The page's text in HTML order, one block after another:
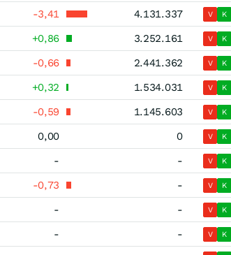
-3,41 4.131.337 V K
+0,86 3.252.161 V K
-0,66 2.441.362 V K
+0,32 1.534.031 V K
-0,59 1.145.603 V K
0,00 0 V K
- - V K
-0,73 - V K
- - V K
- - V K